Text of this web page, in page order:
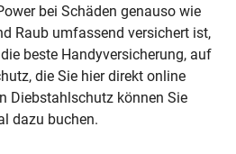
bei Schäden genauso wie
Raub umfassend versichert ist,
beste Handyversicherung, auf
die Sie hier direkt online
Diebstahlschutz können Sie
dazu buchen.